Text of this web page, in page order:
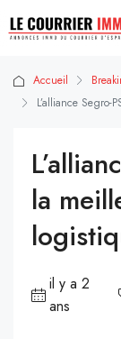
Accueil
L’alliance
la
il y a 2
ans